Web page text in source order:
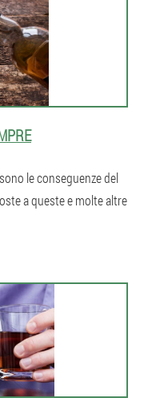
le conseguenze del
a queste e molte altre